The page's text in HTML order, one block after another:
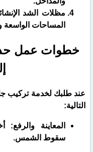
​مظلات الشد
المساحات الواسعة
​خطوات عمل
​عند طلبك لخدمة تركيب
التالية:
​المعاينة
سقوط الشمس.